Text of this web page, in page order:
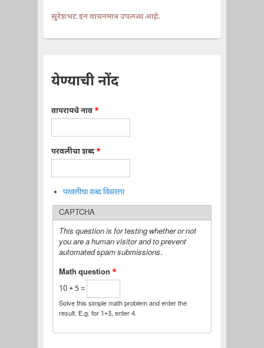
सुरेशभट.इन वाचनमात्र उपलब्ध आहे.
येण्याची नोंद
वापरायचे नाव *
परवलीचा शब्द*
परवलीचा शब्द विसरला
CAPTCHA
This question is for testing whether or not
you are a human visitor and to prevent
automated spam submissions.
Math question *
10 + 5 =
Solve this simple math problem and enter the
result. E.g. for 1+3, enter 4.